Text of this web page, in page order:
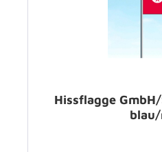
Hissflagge